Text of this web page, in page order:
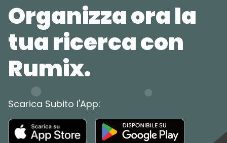
Organizza ora la
tua ricerca con
Rumix.
Scarica Subito l'App: